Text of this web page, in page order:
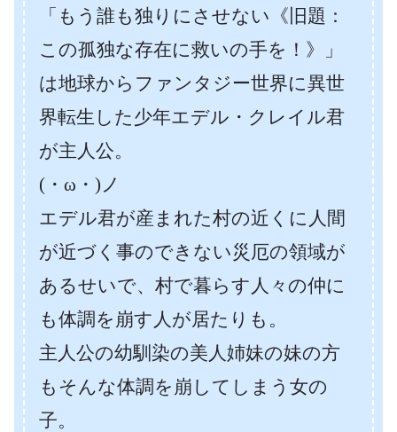
「もう誰も独りにさせない《旧題：
この孤独な存在に救いの手を！》」
は地球からファンタジー世界に異世
界転生した少年エデル・クレイル君
が主人公。
(・ω・)ノ
エデル君が産まれた村の近くに人間
が近づく事のできない災厄の領域が
あるせいで、村で暮らす人々の仲に
も体調を崩す人が居たりも。
主人公の幼馴染の美人姉妹の妹の方
もそんな体調を崩してしまう女の
子。